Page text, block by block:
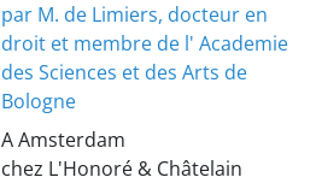
par M. de Limiers, docteur en
droit et membre de l' Academie
des Sciences et des Arts de
Bologne
A Amsterdam
chez L'Honoré & Châtelain